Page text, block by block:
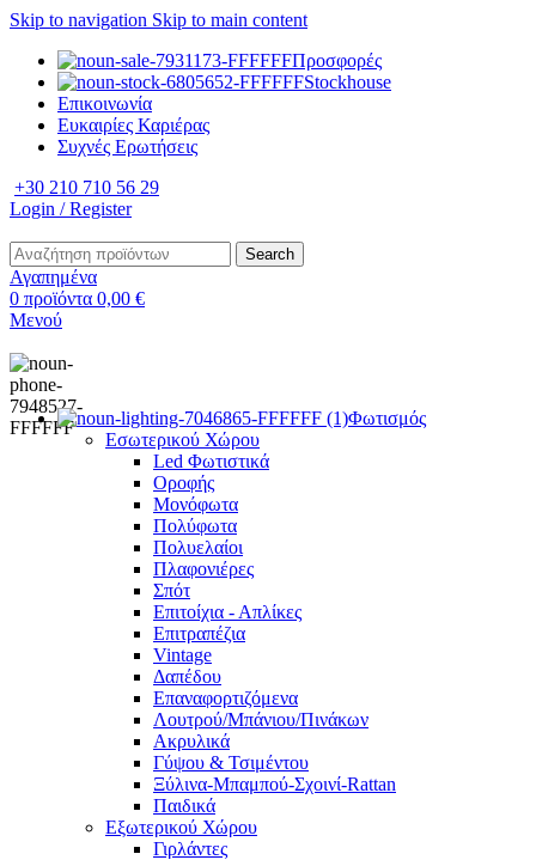
Skip to navigation Skip to main content
Προσφορές
Stockhouse
Επικοινωνία
Ευκαιρίες Καριέρας
Συχνές Ερωτήσεις
+30 210 710 56 29
Login / Register
Search
Αγαπημένα
0 προϊόντα 0,00 €
Μενού
Φωτισμός
Εσωτερικού Χώρου
Led Φωτιστικά
Οροφής
Μονόφωτα
Πολύφωτα
Πολυελαίοι
Πλαφονιέρες
Σπότ
Επιτοίχια - Απλίκες
Επιτραπέζια
Vintage
Δαπέδου
Επαναφορτιζόμενα
Λουτρού/Μπάνιου/Πινάκων
Ακρυλικά
Γύψου & Τσιμέντου
Ξύλινα-Μπαμπού-Σχοινί-Rattan
Παιδικά
Εξωτερικού Χώρου
Γιρλάντες